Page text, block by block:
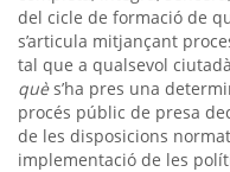
del cicle de formació de
s’articula mitjançant
tal que a qualsevol
quès’ha pres una
procés públic de presa
de les disposicions
implementació de les